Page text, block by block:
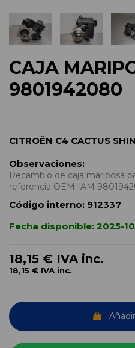
CAJA
9801942080
CITROËN C4 CACTUS
Observaciones:
Recambio de caja mariposa
referencia OEM IAM
Código interno: 912337
Fecha disponible: 2025-
18,15 € IVA inc.
18,15 € IVA inc.